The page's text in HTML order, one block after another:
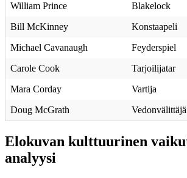
William Prince
Blakelock
Bill McKinney
Konstaapeli
Michael Cavanaugh
Feyderspiel
Carole Cook
Tarjoilijatar
Mara Corday
Vartija
Doug McGrath
Vedonvälittäjä
Elokuvan kulttuurinen
analyysi